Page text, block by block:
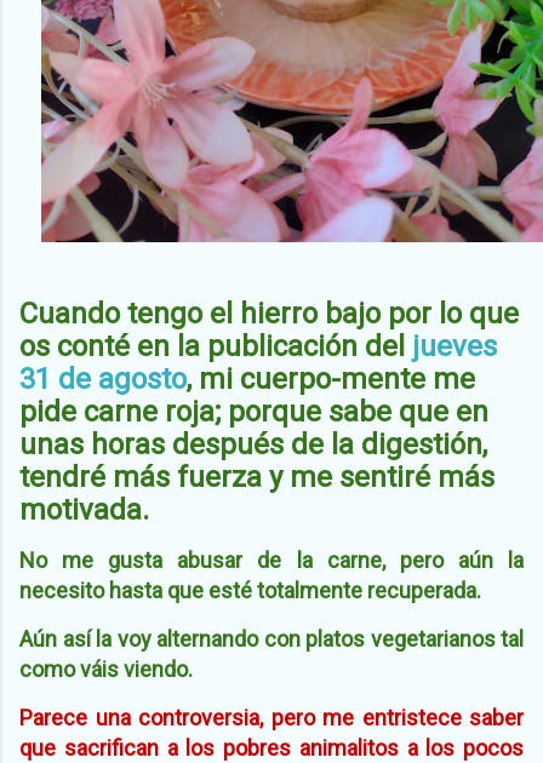
Cuando tengo el hierro bajo por lo que
os conté en la publicación del jueves
31 de agosto, mi cuerpo-mente me
pide carne roja; porque sabe que en
unas horas después de la digestión,
tendré más fuerza y me sentiré más
motivada.
No me gusta abusar de la carne, pero aún la
necesito hasta que esté totalmente recuperada.
Aún así la voy alternando con platos vegetarianos tal
como váis viendo.
Parece una controversia, pero me entristece saber
que sacrifican a los pobres animalitos a los pocos